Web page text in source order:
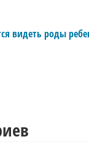
видеть роды